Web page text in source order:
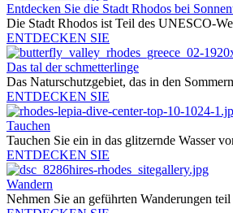
Entdecken Sie die Stadt Rhodos bei
Die Stadt Rhodos ist Teil des UNESCO-
ENTDECKEN SIE
Das tal der schmetterlinge
Das Naturschutzgebiet, das in den
ENTDECKEN SIE
Tauchen
Tauchen Sie ein in das glitzernde Wasser
ENTDECKEN SIE
Wandern
Nehmen Sie an geführten Wanderungen